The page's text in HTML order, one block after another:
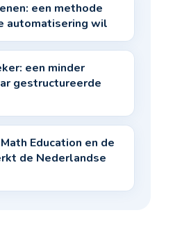
een methode
automatisering wil
een minder
gestructureerde
Education en de
de Nederlandse